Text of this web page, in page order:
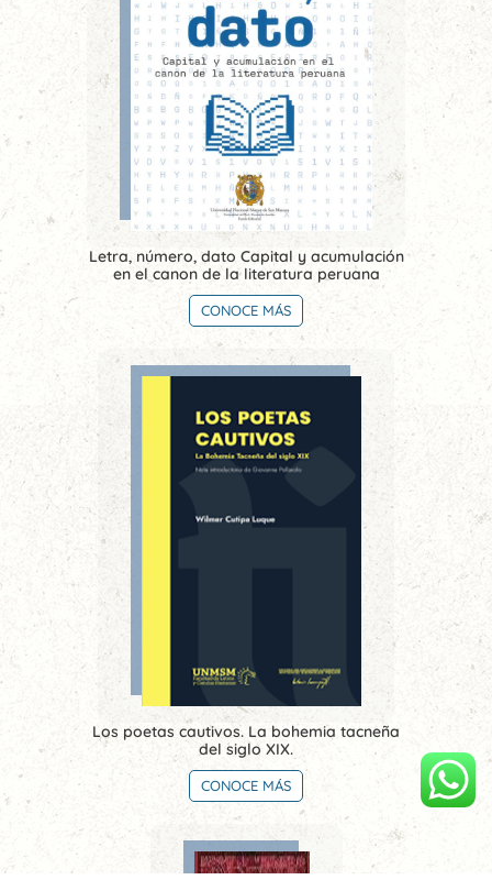
Letra, número, dato Capital y acumulación
en el canon de la literatura peruana
CONOCE MÁS
Los poetas cautivos. La bohemia tacneña
del siglo XIX.
CONOCE MÁS